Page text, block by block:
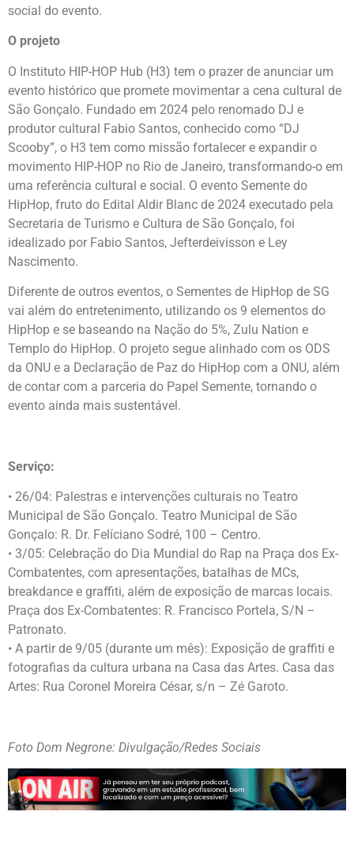
social do evento.
O projeto
O Instituto HIP-HOP Hub (H3) tem o prazer de anunciar um
evento histórico que promete movimentar a cena cultural de
São Gonçalo. Fundado em 2024 pelo renomado DJ e
produtor cultural Fabio Santos, conhecido como “DJ
Scooby”, o H3 tem como missão fortalecer e expandir o
movimento HIP-HOP no Rio de Janeiro, transformando-o em
uma referência cultural e social. O evento Semente do
HipHop, fruto do Edital Aldir Blanc de 2024 executado pela
Secretaria de Turismo e Cultura de São Gonçalo, foi
idealizado por Fabio Santos, Jefterdeivisson e Ley
Nascimento.
Diferente de outros eventos, o Sementes de HipHop de SG
vai além do entretenimento, utilizando os 9 elementos do
HipHop e se baseando na Nação do 5%, Zulu Nation e
Templo do HipHop. O projeto segue alinhado com os ODS
da ONU e a Declaração de Paz do HipHop com a ONU, além
de contar com a parceria do Papel Semente, tornando o
evento ainda mais sustentável.
Serviço:
• 26/04: Palestras e intervenções culturais no Teatro
Municipal de São Gonçalo. Teatro Municipal de São
Gonçalo: R. Dr. Felíciano Sodré, 100 – Centro.
• 3/05: Celebração do Dia Mundial do Rap na Praça dos Ex-
Combatentes, com apresentações, batalhas de MCs,
breakdance e graffiti, além de exposição de marcas locais.
Praça dos Ex-Combatentes: R. Francisco Portela, S/N –
Patronato.
• A partir de 9/05 (durante um mês): Exposição de graffiti e
fotografias da cultura urbana na Casa das Artes. Casa das
Artes: Rua Coronel Moreira César, s/n – Zé Garoto.
Foto Dom Negrone: Divulgação/Redes Sociais